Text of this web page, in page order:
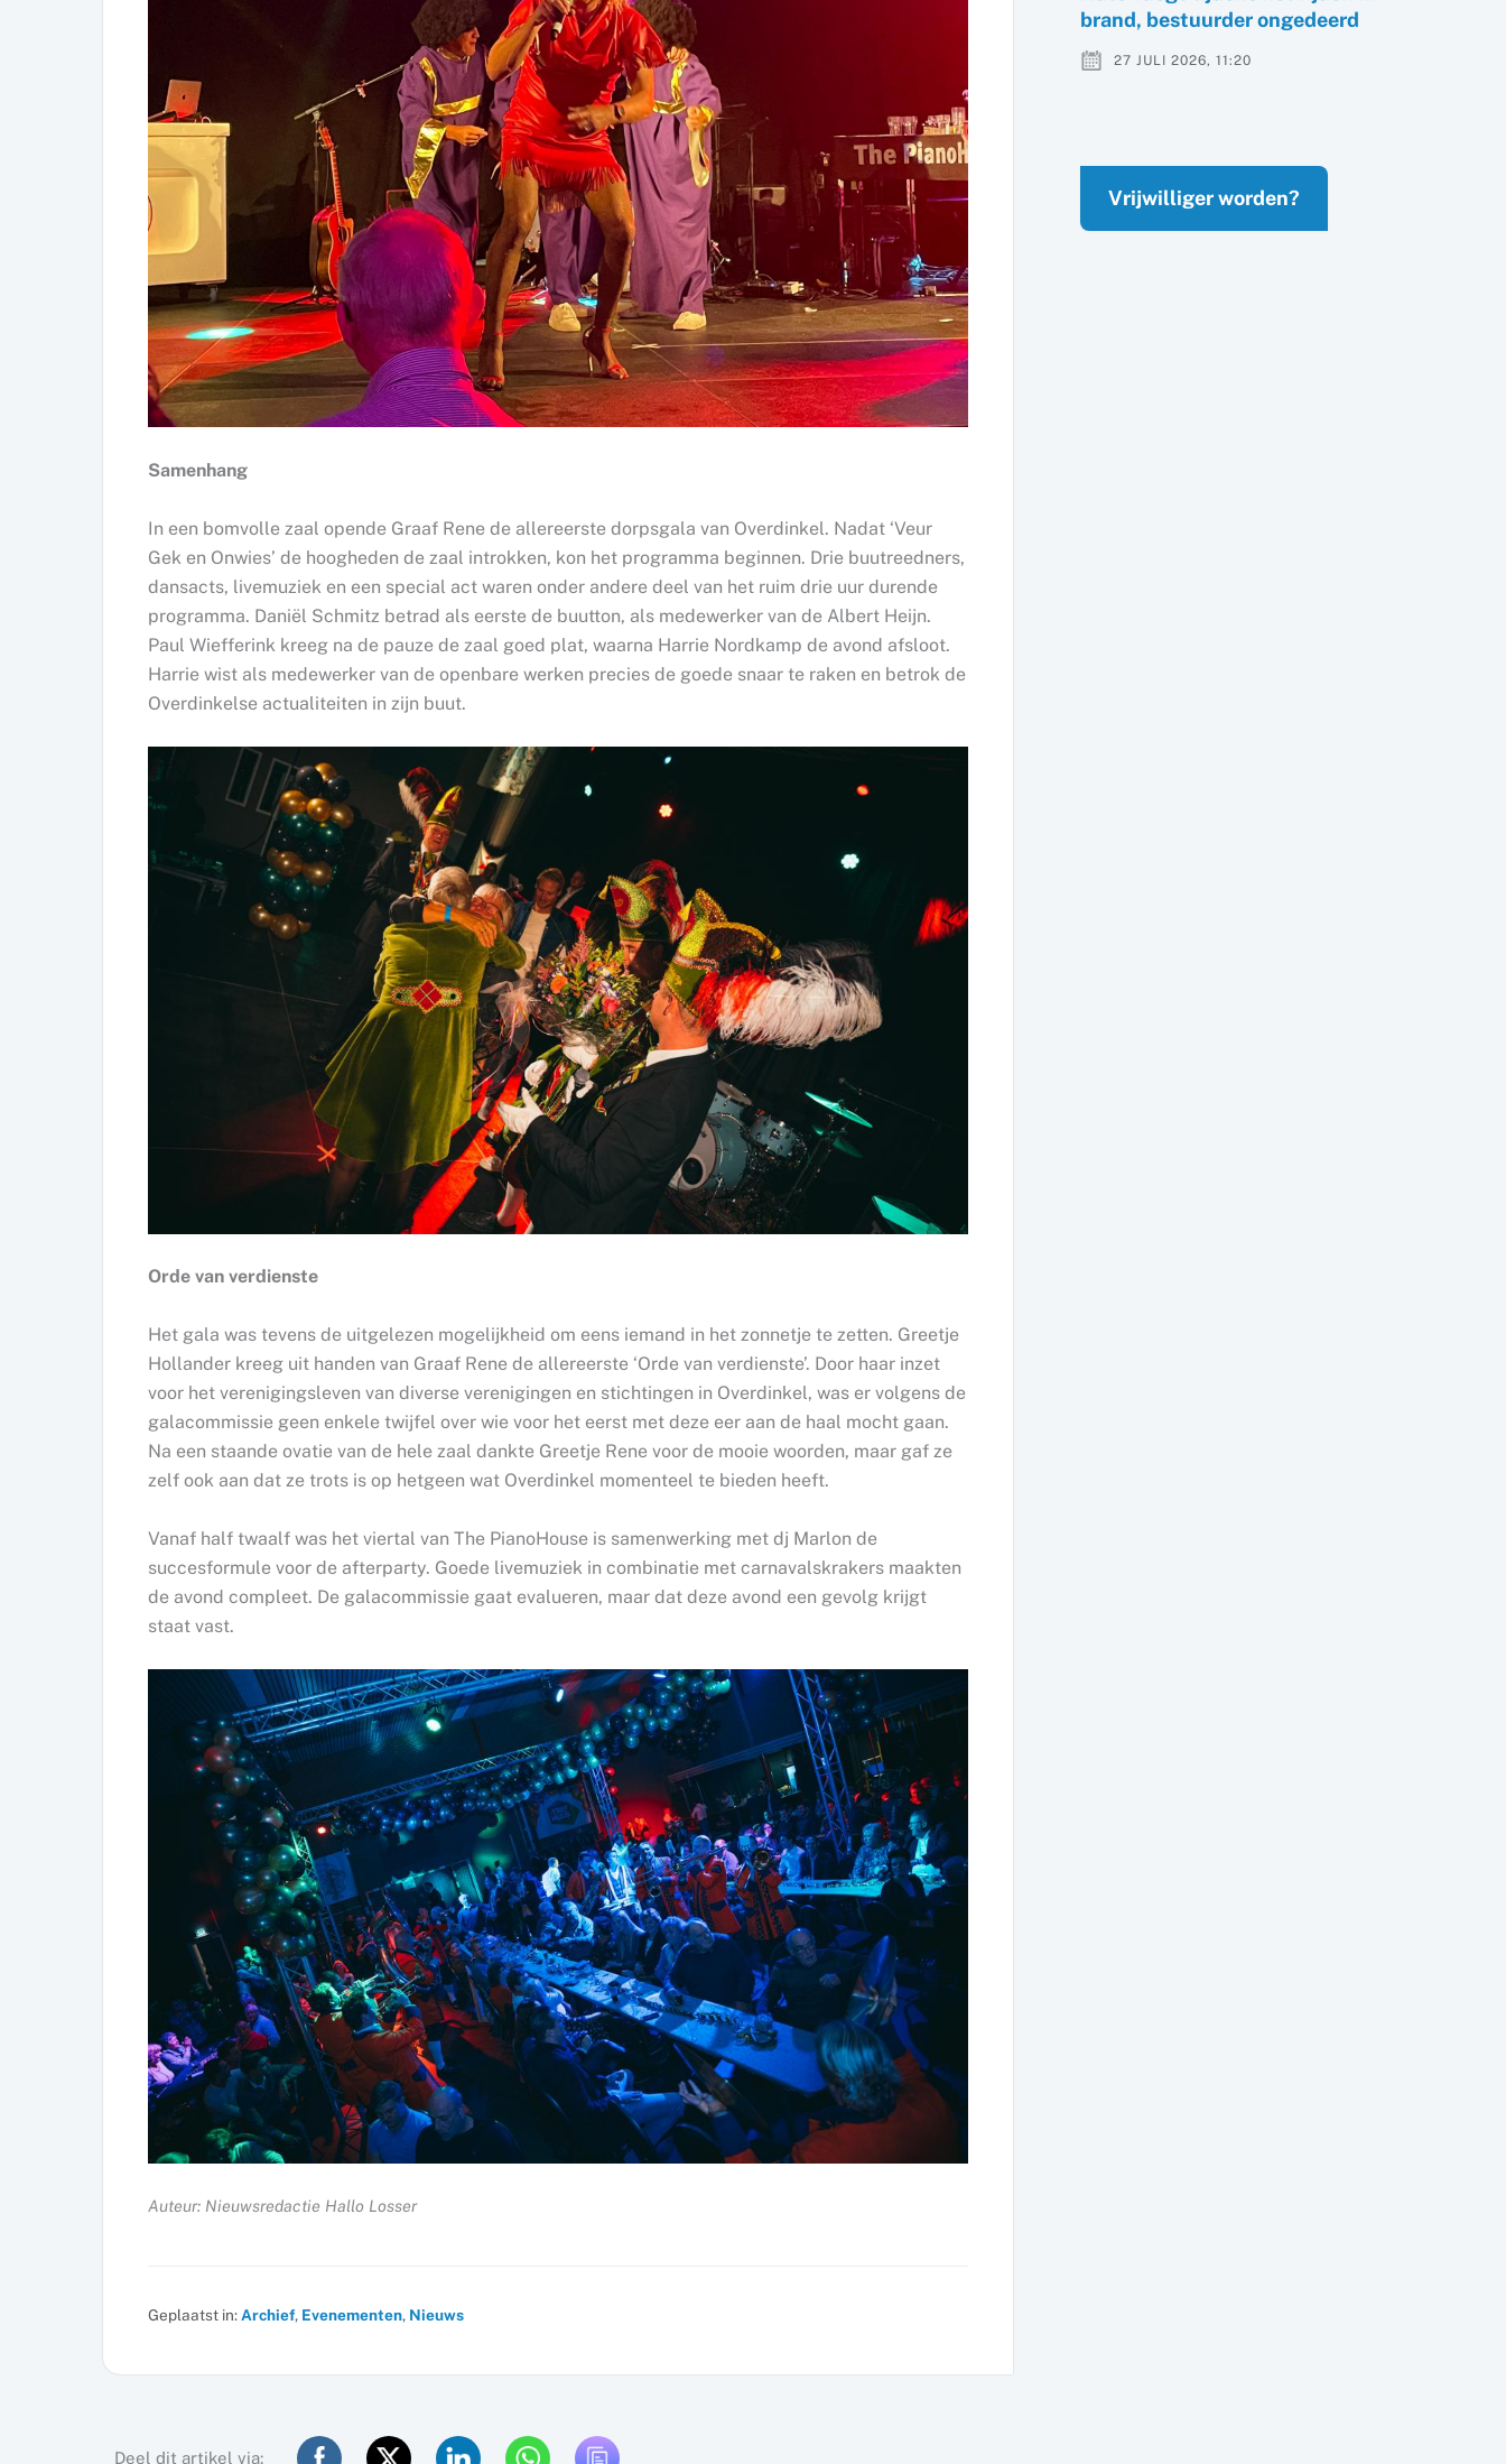
Samenhang
In een bomvolle zaal opende Graaf Rene de allereerste dorpsgala van Overdinkel. Nadat ‘Veur
Gek en Onwies’ de hoogheden de zaal introkken, kon het programma beginnen. Drie buutreedners,
dansacts, livemuziek en een special act waren onder andere deel van het ruim drie uur durende
programma. Daniël Schmitz betrad als eerste de buutton, als medewerker van de Albert Heijn.
Paul Wiefferink kreeg na de pauze de zaal goed plat, waarna Harrie Nordkamp de avond afsloot.
Harrie wist als medewerker van de openbare werken precies de goede snaar te raken en betrok de
Overdinkelse actualiteiten in zijn buut.
Orde van verdienste
Het gala was tevens de uitgelezen mogelijkheid om eens iemand in het zonnetje te zetten. Greetje
Hollander kreeg uit handen van Graaf Rene de allereerste ‘Orde van verdienste’. Door haar inzet
voor het verenigingsleven van diverse verenigingen en stichtingen in Overdinkel, was er volgens de
galacommissie geen enkele twijfel over wie voor het eerst met deze eer aan de haal mocht gaan.
Na een staande ovatie van de hele zaal dankte Greetje Rene voor de mooie woorden, maar gaf ze
zelf ook aan dat ze trots is op hetgeen wat Overdinkel momenteel te bieden heeft.
Vanaf half twaalf was het viertal van The PianoHouse is samenwerking met dj Marlon de
succesformule voor de afterparty. Goede livemuziek in combinatie met carnavalskrakers maakten
de avond compleet. De galacommissie gaat evalueren, maar dat deze avond een gevolg krijgt
staat vast.
Auteur: Nieuwsredactie Hallo Losser
Geplaatst in: Archief, Evenementen, Nieuws
Deel dit artikel via:
brand, bestuurder ongedeerd
27 JULI 2026, 11:20
Vrijwilliger worden?